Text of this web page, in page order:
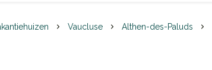
Vaucluse Althen-des-Paluds